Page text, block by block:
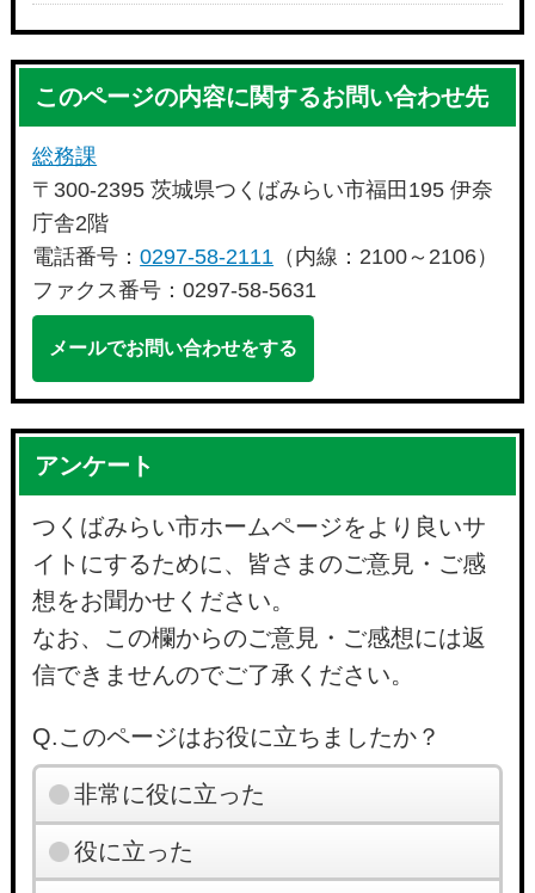
このページの内容に関するお問い合わせ先
総務課
〒300-2395 茨城県つくばみらい市福田195 伊奈
庁舎2階
電話番号：0297-58-2111 （内線：2100～2106）
ファクス番号：0297-58-5631
メールでお問い合わせをする
アンケート
つくばみらい市ホームページをより良いサ
イトにするために、皆さまのご意見・ご感
想をお聞かせください。
なお、この欄からのご意見・ご感想には返
信できませんのでご了承ください。
Q.このページはお役に立ちましたか？
非常に役に立った
役に立った